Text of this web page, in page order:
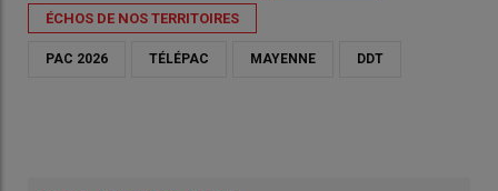
ÉCHOS DE NOS TERRITOIRES
PAC 2026 TÉLÉPAC MAYENNE DDT